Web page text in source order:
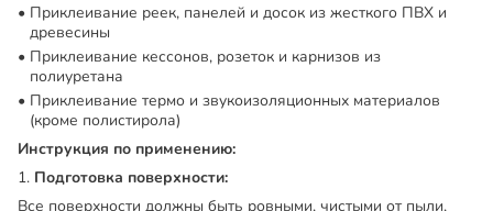
Приклеивание реек, панелей и досок из жесткого ПВХ и
древесины
Приклеивание кессонов, розеток и карнизов из
полиуретана
Приклеивание термо и звукоизоляционных материалов
(кроме полистирола)
Инструкция по применению:
Подготовка поверхности:
Все поверхности должны быть ровными, чистыми от пыли,